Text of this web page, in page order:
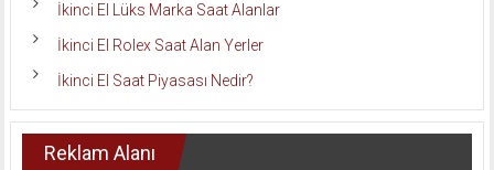
İkinci El Lüks Marka Saat Alanlar
İkinci El Rolex Saat Alan Yerler
İkinci El Saat Piyasası Nedir?
Reklam Alanı